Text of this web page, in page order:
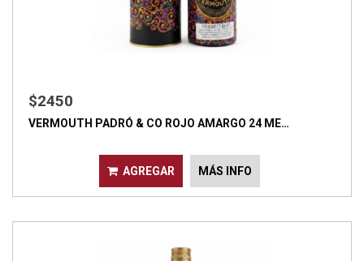
$2450
VERMOUTH PADRÓ & CO ROJO AMARGO 24 ME…
AGREGAR MÁS INFO